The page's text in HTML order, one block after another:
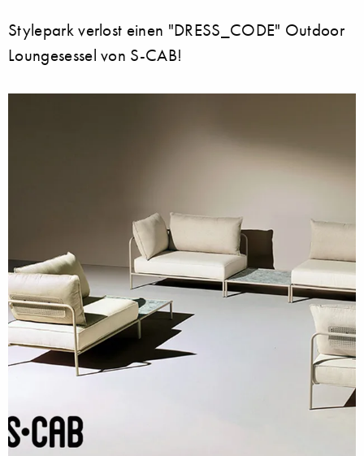
Stylepark verlost einen "DRESS_CODE" Outdoor
Loungesessel von S-CAB!